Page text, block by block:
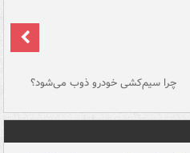
چرا سیم‌کشی خودرو ذوب می‌شود؟